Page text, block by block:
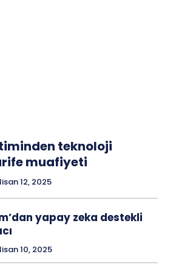
teknoloji
muafiyeti
12, 2025
yapay zeka destekli
10, 2025